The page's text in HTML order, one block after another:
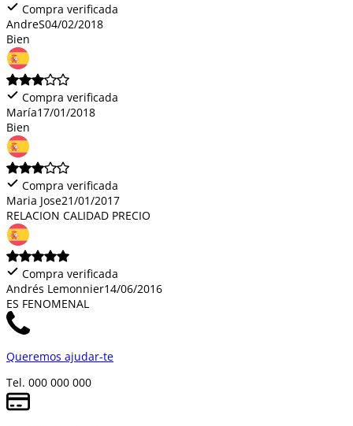
Compra verificada
AndreS04/02/2018
Bien
Compra verificada
María17/01/2018
Bien
Compra verificada
Maria Jose21/01/2017
RELACION CALIDAD PRECIO
Compra verificada
Andrés Lemonnier14/06/2016
ES FENOMENAL
Queremos ajudar-te
Tel. 000 000 000